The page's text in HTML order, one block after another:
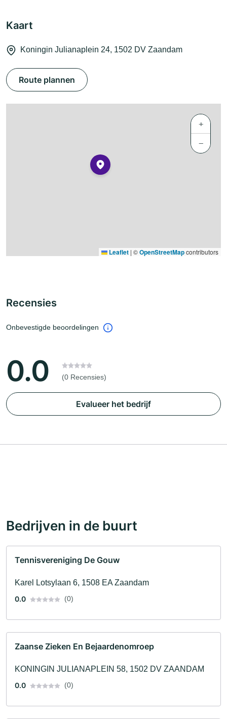
Kaart
Koningin Julianaplein 24, 1502 DV Zaandam
Route plannen
+
−
Leaflet | ©OpenStreetMapcontributors
Recensies
Onbevestigde beoordelingen
0.0 (0 Recensies)
Evalueer het bedrijf
Bedrijven in de buurt
Tennisvereniging De Gouw
Karel Lotsylaan 6, 1508 EA Zaandam
0.0
(0)
Zaanse Zieken En Bejaardenomroep
KONINGIN JULIANAPLEIN 58, 1502 DV ZAANDAM
0.0
(0)